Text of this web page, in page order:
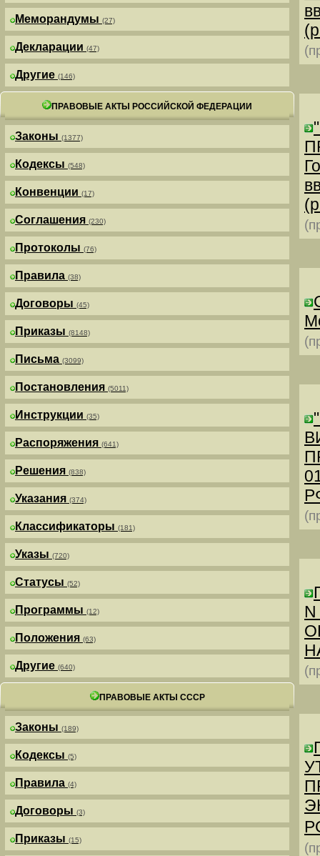
Меморандумы (27)
Декларации (47)
Другие (146)
ПРАВОВЫЕ АКТЫ РОССИЙСКОЙ ФЕДЕРАЦИИ
Законы (1377)
Кодексы (548)
Конвенции (17)
Соглашения (230)
Протоколы (76)
Правила (38)
Договоры (45)
Приказы (8148)
Письма (3099)
Постановления (5011)
Инструкции (35)
Распоряжения (641)
Решения (838)
Указания (374)
Классификаторы (181)
Указы (720)
Статусы (52)
Программы (12)
Положения (63)
Другие (640)
ПРАВОВЫЕ АКТЫ СССР
Законы (189)
Кодексы (5)
Правила (4)
Договоры (3)
Приказы (15)